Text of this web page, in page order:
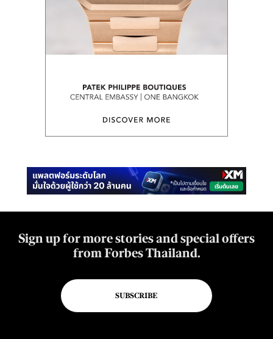
Sign up for more stories and special offers
from Forbes Thailand.
SUBSCRIBE